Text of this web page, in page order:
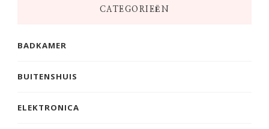
CATEGORIEËN
BADKAMER
BUITENSHUIS
ELEKTRONICA